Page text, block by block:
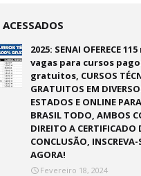
2025: SENAI OFERECE
vagas para cursos
gratuitos, CURSOS
GRATUITOS EM
ESTADOS E ONLINE
BRASIL TODO, AMBOS
DIREITO A CERTIFICADO
CONCLUSÃO, INSCREVA-
AGORA!
Fevereiro 18, 2024